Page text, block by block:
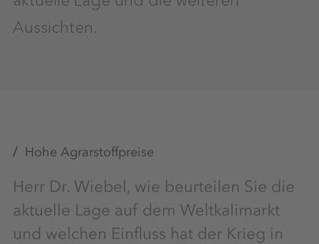
Aussichten.
Hohe Agrarstoffpreise
Herr Dr. Wiebel, wie beurteilen Sie die
aktuelle Lage auf dem Weltkalimarkt
und welchen Einfluss hat der Krieg in